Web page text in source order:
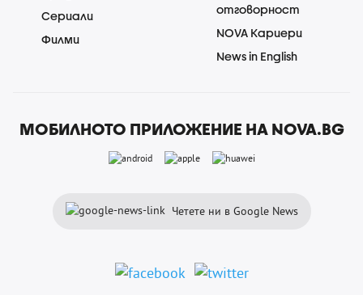
Сериали
Филми
отговорност
NOVA Кариери
News in English
МОБИЛНОТО ПРИЛОЖЕНИЕ НА NOVA.BG
Четете ни в Google News